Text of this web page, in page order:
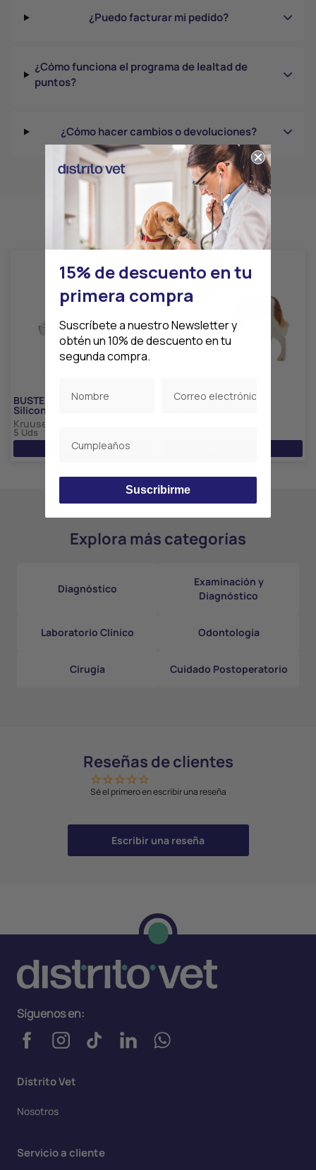
¿Puedo facturar mi pedido?
¿Cómo funciona el programa de lealtad de
puntos?
¿Cómo hacer cambios o devoluciones?
Productos relacionados
BUSTER Foley Catéter En
Silicona 5 uds
Kruuse
5 Uds
Ver precio
BUSTER Clásico Collar
Explora más categorías
Diagnóstico
Examinación y
Diagnóstico
Laboratorio Clínico Odontología
Cirugía Cuidado Postoperatorio
Reseñas de clientes
Sé el primero en escribir una reseña
Escribir una reseña
Distrito Vet
Nosotros
Servicio a cliente
Síguenos en:
15% de descuento en tu
primera compra
Suscríbete a nuestro Newsletter y
obtén un 10% de descuento en tu
segunda compra.
Suscribirme